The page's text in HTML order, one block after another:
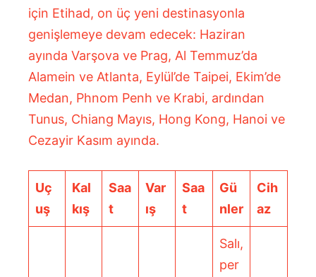
için Etihad, on üç yeni destinasyonla
genişlemeye devam edecek: Haziran
ayında Varşova ve Prag, Al Temmuz’da
Alamein ve Atlanta, Eylül’de Taipei, Ekim’de
Medan, Phnom Penh ve Krabi, ardından
Tunus, Chiang Mayıs, Hong Kong, Hanoi ve
Cezayir Kasım ayında.
Uç
uş
Kal
kış
Saa
t
Var
ış
Saa
t
Gü
nler
Cih
az
Salı,
per